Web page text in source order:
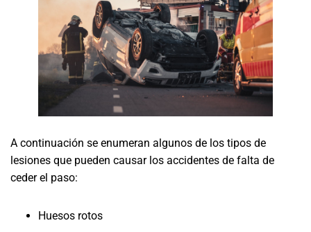
A continuación se enumeran algunos de los tipos de
lesiones que pueden causar los accidentes de falta de
ceder el paso:
Huesos rotos